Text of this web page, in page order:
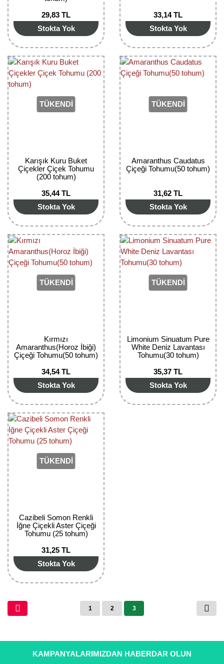
29,83 TL
Stokta Yok
33,14 TL
Stokta Yok
TÜKENDİ
Karışık Kuru Buket
Çiçekler Çiçek Tohumu
(200 tohum)
35,44 TL
Stokta Yok
TÜKENDİ
Amaranthus Caudatus
Çiçeği Tohumu(50 tohum)
31,62 TL
Stokta Yok
TÜKENDİ
Kırmızı
Amaranthus(Horoz İbiği)
Çiçeği Tohumu(50 tohum)
34,54 TL
Stokta Yok
TÜKENDİ
Limonium Sinuatum Pure
White Deniz Lavantası
Tohumu(30 tohum)
35,37 TL
Stokta Yok
TÜKENDİ
Cazibeli Somon Renkli
İğne Çiçekli Aster Çiçeği
Tohumu (25 tohum)
31,25 TL
Stokta Yok
1 2 3
KAMPANYALARIMIZDAN HABERDAR OLUN
Nadir Çeşit Meyveler
Nar Fidanı
Narenciye Fidanları
Nektarin Fidanı
Papaya Fidanı
Pepino Fidanı
Trabzon Hurması Fidanı
Üzüm Fidanı
Vişne Fidanı
Yaban Mersini Fidanı
Zeytin Fidanı